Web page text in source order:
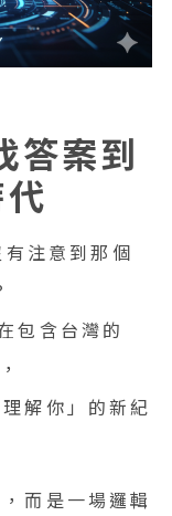
答案到
注意到那個
含台灣的
解你」的新紀
而是一場邏輯